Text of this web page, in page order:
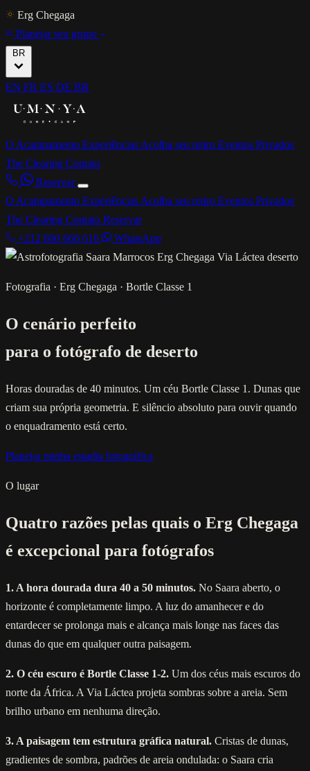
Erg Chegaga
Planejar seu grupo
BR
EN FR ES DE BR
O Acampamento Experiências Acolha seu retiro Eventos Privados
The Clearing Contato
Reservar
O Acampamento Experiências Acolha seu retiro Eventos Privados
The Clearing Contato Reservar
+212 600 666 616
WhatsApp
Fotografia · Erg Chegaga · Bortle Classe 1
O cenário perfeito
para o fotógrafo de deserto
Horas douradas de 40 minutos. Um céu Bortle Classe 1. Dunas que
criam sua própria geometria. E silêncio absoluto para ouvir quando
o enquadramento está certo.
Planejar minha estadia fotográfica
O lugar
Quatro razões pelas quais o Erg Chegaga
é excepcional para fotógrafos
1. A hora dourada dura 40 a 50 minutos. No Saara aberto, o
horizonte é completamente limpo. A luz do amanhecer e do
entardecer se prolonga mais e alcança mais longe nas faces das
dunas do que em qualquer outra paisagem.
2. O céu escuro é Bortle Classe 1-2. Um dos céus mais escuros do
norte da África. A Via Láctea projeta sombras sobre a areia. Sem
brilho urbano em nenhuma direção.
3. A paisagem tem estrutura gráfica natural. Cristas de dunas,
gradientes de sombra, padrões de areia ondulada: o Saara cria